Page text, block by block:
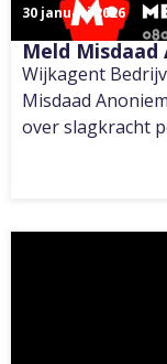
30 januari 2026
Meld
Wijkagent
Misdaad
over slagkracht